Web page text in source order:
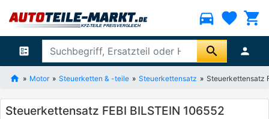
directions_car favorite shopping_cart
ballot search person
Motor Steuerketten & -teile Steuerkettensatz Steuerkettensatz
Steuerkettensatz FEBI BILSTEIN 106552